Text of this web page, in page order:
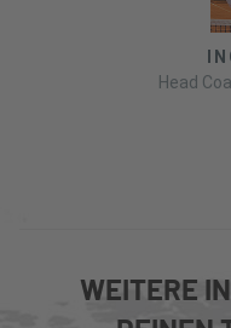
Head
WEITERE